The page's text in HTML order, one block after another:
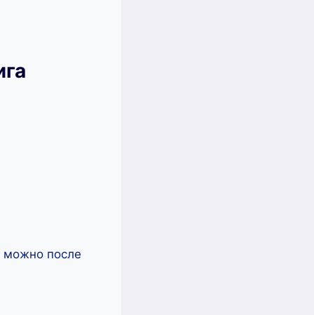
можно после